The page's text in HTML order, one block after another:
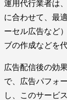
運用代行業者は
に合わせて、最
ーセル広告など
ブの作成などを
広告配信後の効
で、広告パフォ
し、このサービ